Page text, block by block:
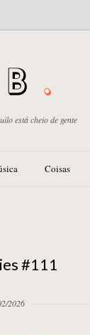
está cheio de gente
Coisas
#111
2026